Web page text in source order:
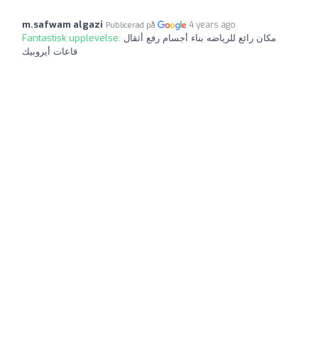
m.safwam algazi Publicerad på 4 years ago
Fantastisk upplevelse: مكان رائع للرياضه بناء أجسام رفع أثقال
قاعات أيروبيك